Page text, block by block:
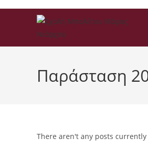
Παράσταση
There aren't any posts